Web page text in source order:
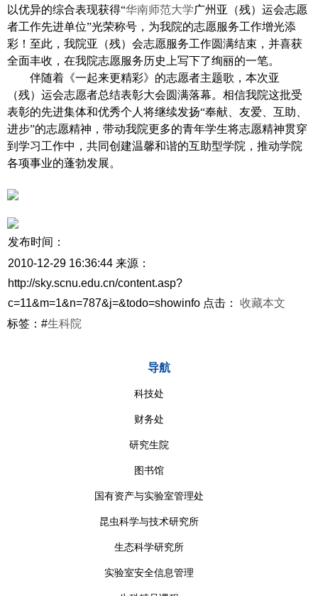
以优异的综合表现获得“华南师范大学广州亚（残）运会志愿
者工作先进单位”光荣称号，为我院的志愿服务工作增光添
彩！至此，我院亚（残）会志愿服务工作圆满结束，并喜获
全面丰收，在我院志愿服务历史上写下了绚丽的一笔。
伴随着《一起来更精彩》的志愿者主题歌，本次亚
（残）运会志愿者总结表彰大会圆满落幕。相信我院这批受
表彰的先进集体和优秀个人将继续发扬“奉献、友爱、互助、
进步”的志愿精神，带动我院更多的青年学生将志愿精神贯穿
到学习工作中，共同创建温馨和谐的互助型学院，推动学院
各项事业的蓬勃发展。
发布时间：
2010-12-29 16:36:44 来源：
http://sky.scnu.edu.cn/content.asp?
c=11&m=1&n=787&j=&todo=showinfo 点击：
收藏本文
标签：#生科院
导航
科技处
财务处
研究生院
图书馆
国有资产与实验室管理处
昆虫科学与技术研究所
生态科学研究所
实验室安全信息管理